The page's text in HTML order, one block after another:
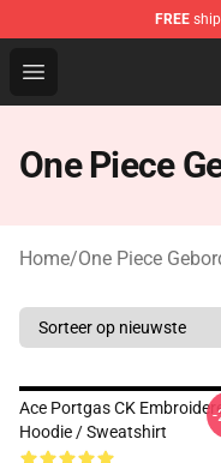
FREE
Open menu
One Piece Store -
One Piece
Home/One Piece
Ace Portgas CK
Hoodie / Sweatshirt
-